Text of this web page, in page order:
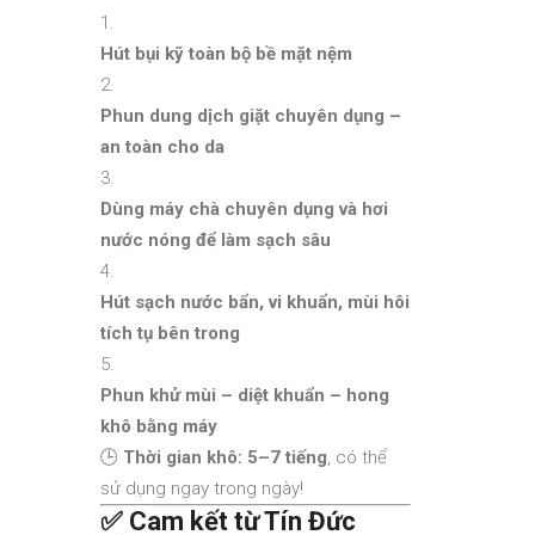
Hút bụi kỹ toàn bộ bề mặt nệm
Phun dung dịch giặt chuyên dụng –
an toàn cho da
Dùng máy chà chuyên dụng và hơi
nước nóng để làm sạch sâu
Hút sạch nước bẩn, vi khuẩn, mùi hôi
tích tụ bên trong
Phun khử mùi – diệt khuẩn – hong
khô bằng máy
🕒 Thời gian khô: 5–7 tiếng, có thể
sử dụng ngay trong ngày!
✅ Cam kết từ Tín Đức